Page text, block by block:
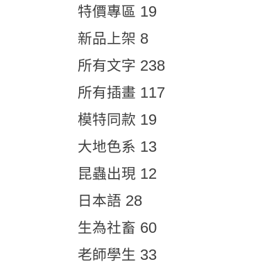
特價專區 19
新品上架 8
所有文字 238
所有插畫 117
模特同款 19
大地色系 13
昆蟲出現 12
日本語 28
生為社畜 60
老師學生 33